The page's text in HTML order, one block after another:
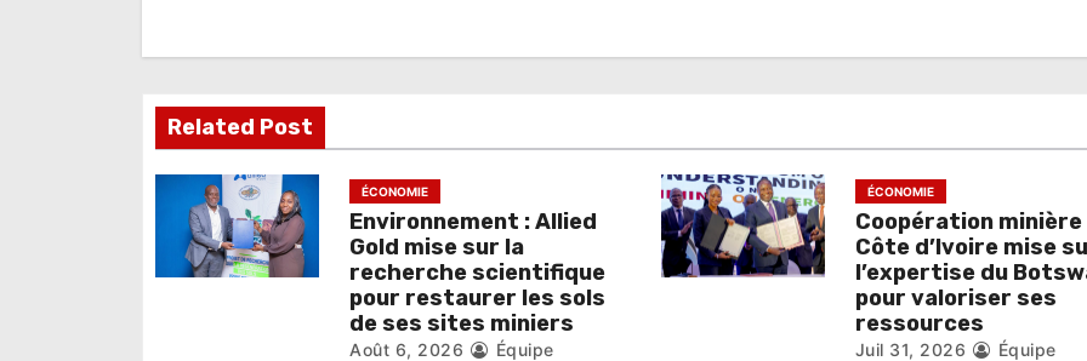
i
n
d
l
Related Post
ÉCONOMIE
Environnement : Allied
Gold mise sur la
recherche scientifique
pour restaurer les sols
de ses sites miniers
Août 6, 2026
Équipe
ÉCONOMIE
Coopération minière
Côte d’Ivoire mise
l’expertise du
pour valoriser ses
ressources
Juil 31, 2026
Équipe